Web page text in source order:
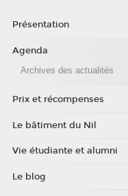
Présentation
Agenda
Archives des actualités
Prix et récompenses
Le bâtiment du Nil
Vie étudiante et alumni
Le blog